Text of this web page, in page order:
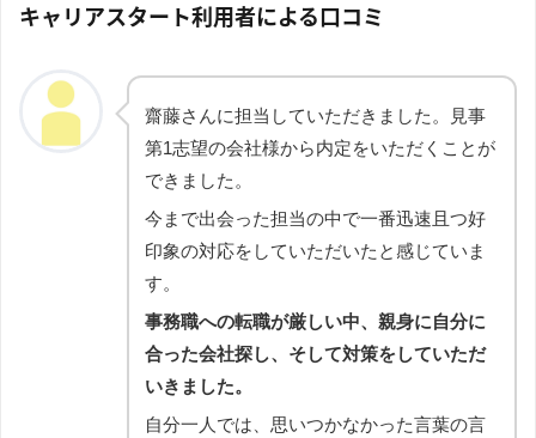
キャリアスタート利用者による口コミ
齋藤さんに担当していただきました。見事
第1志望の会社様から内定をいただくことが
できました。
今まで出会った担当の中で一番迅速且つ好
印象の対応をしていただいたと感じていま
す。
事務職への転職が厳しい中、親身に自分に
合った会社探し、そして対策をしていただ
いきました。
自分一人では、思いつかなかった言葉の言